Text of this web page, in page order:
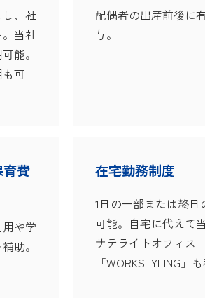
、社
当社
能。
可
配偶者の出産前後に
与。
費
や学
助。
在宅勤務制度
1日の一部または終
可能。自宅に代えて
サテライトオフィス
「WORKSTYLING」